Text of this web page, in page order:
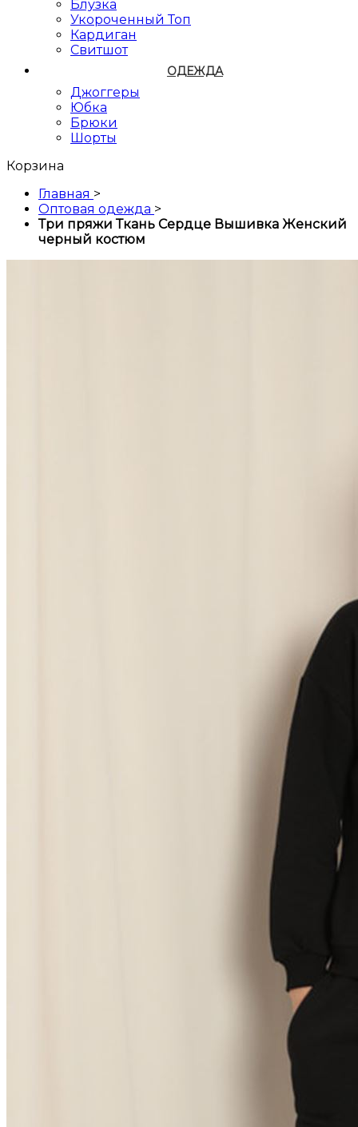
Блузка
Укороченный Топ
Кардиган
Свитшот
ОДЕЖДА
Джоггеры
Юбка
Брюки
Шорты
Корзина
Главная >
Оптовая одежда >
Три пряжи Ткань Сердце Вышивка Женский
черный костюм